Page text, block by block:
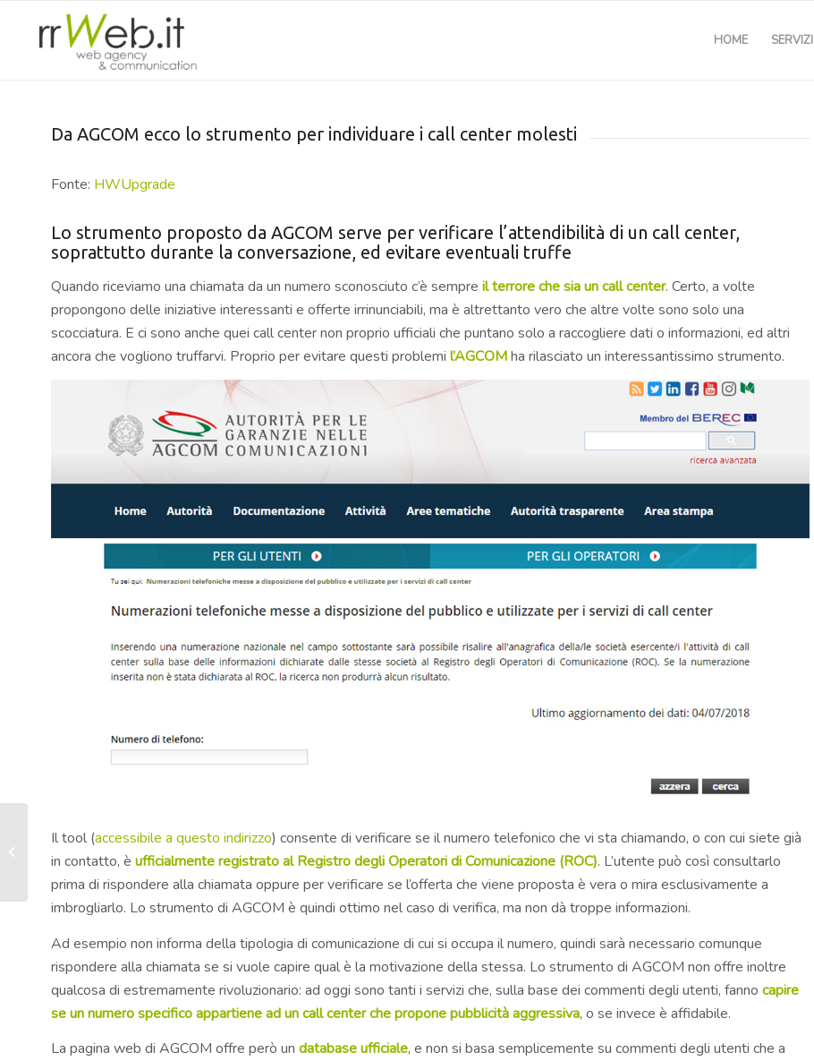
HOME SERVIZI
Da AGCOM ecco lo strumento per individuare i call center molesti
Fonte: HWUpgrade
Lo strumento proposto da AGCOM serve per verificare l’attendibilità di un call center,
soprattutto durante la conversazione, ed evitare eventuali truffe
Quando riceviamo una chiamata da un numero sconosciuto c’è sempre il terrore che sia un call center. Certo, a volte
propongono delle iniziative interessanti e offerte irrinunciabili, ma è altrettanto vero che altre volte sono solo una
scocciatura. E ci sono anche quei call center non proprio ufficiali che puntano solo a raccogliere dati o informazioni, ed altri
ancora che vogliono truffarvi. Proprio per evitare questi problemi l’AGCOMha rilasciato un interessantissimo strumento.
Il tool (accessibile a questo indirizzo) consente di verificare se il numero telefonico che vi sta chiamando, o con cui siete già
in contatto, è ufficialmente registrato al Registro degli Operatori di Comunicazione (ROC). L’utente può così consultarlo
prima di rispondere alla chiamata oppure per verificare se l’offerta che viene proposta è vera o mira esclusivamente a
imbrogliarlo. Lo strumento di AGCOM è quindi ottimo nel caso di verifica, ma non dà troppe informazioni.
Ad esempio non informa della tipologia di comunicazione di cui si occupa il numero, quindi sarà necessario comunque
rispondere alla chiamata se si vuole capire qual è la motivazione della stessa. Lo strumento di AGCOM non offre inoltre
qualcosa di estremamente rivoluzionario: ad oggi sono tanti i servizi che, sulla base dei commenti degli utenti, fanno capire
se un numero specifico appartiene ad un call center che propone pubblicità aggressiva, o se invece è affidabile.
La pagina web di AGCOM offre però un database ufficiale, e non si basa semplicemente su commenti degli utenti che a
sviluppatori di app
terze possono leggere
la tua email....